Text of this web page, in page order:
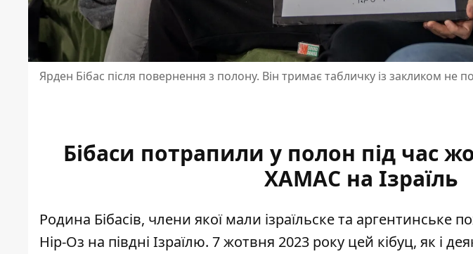
Ярден Бібас після повернення з полону. Він тримає табличку із закликом не
Бібаси потрапили у полон під час
ХАМАС на Ізраїль
Родина Бібасів, члени якої мали ізраїльске та аргентинське
Нір-Оз на півдні Ізраїлю. 7 жотвня 2023 року цей кібуц, як і